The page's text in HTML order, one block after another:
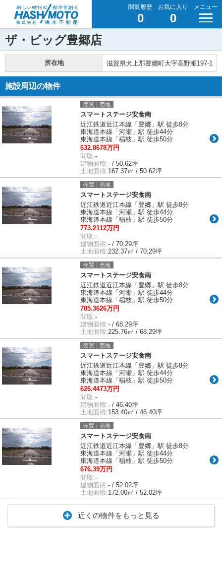
閲覧履歴
0
お気に入り
0
メニュー
ザ・ビッグ豊郷店
所在地 滋賀県犬上郡豊郷町大字高野瀬197-1
施設周辺の物件
売買｜売地
スマートステージ安食南
近江鉄道近江本線「豊郷」駅 徒歩8分
東海道本線「河瀬」駅 徒歩44分
東海道本線「稲枝」駅 徒歩50分
632.8678万円
間取:-
建物面積:- / 50.62坪
土地面積:167.37㎡ / 50.62坪
売買｜売地
スマートステージ安食南
近江鉄道近江本線「豊郷」駅 徒歩8分
東海道本線「河瀬」駅 徒歩44分
東海道本線「稲枝」駅 徒歩50分
773.2112万円
間取:-
建物面積:- / 70.29坪
土地面積:232.37㎡ / 70.29坪
売買｜売地
スマートステージ安食南
近江鉄道近江本線「豊郷」駅 徒歩8分
東海道本線「河瀬」駅 徒歩44分
東海道本線「稲枝」駅 徒歩50分
785.3626万円
間取:-
建物面積:- / 68.29坪
土地面積:225.76㎡ / 68.29坪
売買｜売地
スマートステージ安食南
近江鉄道近江本線「豊郷」駅 徒歩8分
東海道本線「河瀬」駅 徒歩44分
東海道本線「稲枝」駅 徒歩50分
626.4473万円
間取:-
建物面積:- / 46.40坪
土地面積:153.40㎡ / 46.40坪
売買｜売地
スマートステージ安食南
近江鉄道近江本線「豊郷」駅 徒歩8分
東海道本線「河瀬」駅 徒歩44分
東海道本線「稲枝」駅 徒歩50分
676.39万円
間取:-
建物面積:- / 52.02坪
土地面積:172.00㎡ / 52.02坪
近くの物件をもっと見る